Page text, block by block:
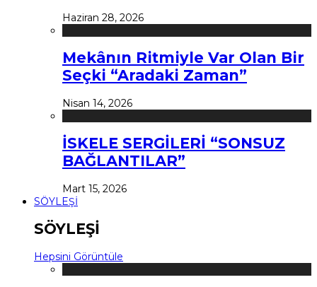
Haziran 28, 2026
Mekânın Ritmiyle Var Olan Bir
Seçki “Aradaki Zaman”
Nisan 14, 2026
İSKELE SERGİLERİ “SONSUZ
BAĞLANTILAR”
Mart 15, 2026
SÖYLEŞİ
SÖYLEŞİ
Hepsini Görüntüle